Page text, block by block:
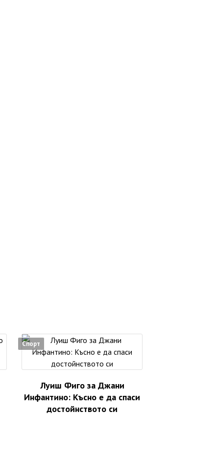
Спорт
Луиш Фиго за Джани
Инфантино: Късно е да спаси
достойнството си